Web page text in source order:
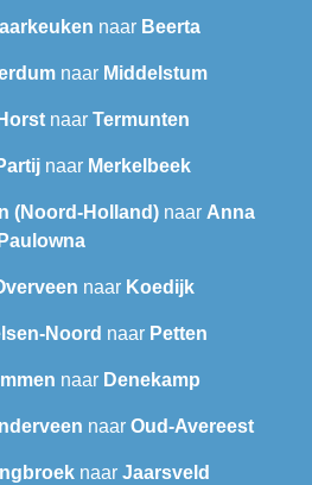
naar Beerta
naar Middelstum
Horst naar Termunten
naar Merkelbeek
(Noord-Holland)naar Anna
Paulowna
naar Koedijk
Noord naar Petten
naar Denekamp
naar Oud-Avereest
naar Jaarsveld